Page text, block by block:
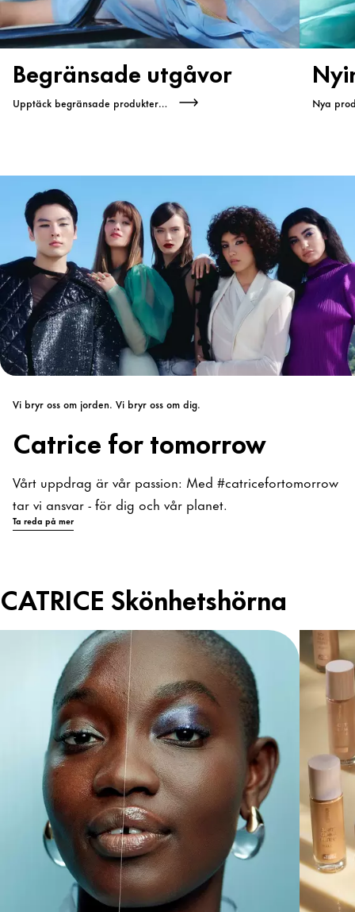
Begränsade utgåvor
Upptäck begränsade produkter nu Nya
Vi bryr oss om jorden. Vi bryr oss om dig.
Catrice for tomorrow
Vårt uppdrag är vår passion: Med #catricefortomorrow
tar vi ansvar - för dig och vår planet.
Ta reda på mer
CATRICE Skönhetshörna